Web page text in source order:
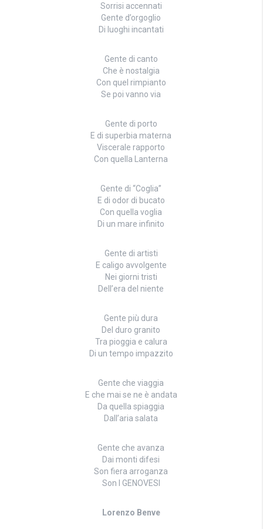
Sorrisi accennati
Gente d’orgoglio
Di luoghi incantati
Gente di canto
Che è nostalgia
Con quel rimpianto
Se poi vanno via
Gente di porto
E di superbia materna
Viscerale rapporto
Con quella Lanterna
Gente di “Coglia”
E di odor di bucato
Con quella voglia
Di un mare infinito
Gente di artisti
E caligo avvolgente
Nei giorni tristi
Dell’era del niente
Gente più dura
Del duro granito
Tra pioggia e calura
Di un tempo impazzito
Gente che viaggia
E che mai se ne è andata
Da quella spiaggia
Dall’aria salata
Gente che avanza
Dai monti difesi
Son fiera arroganza
Son I GENOVESI
Lorenzo Benve